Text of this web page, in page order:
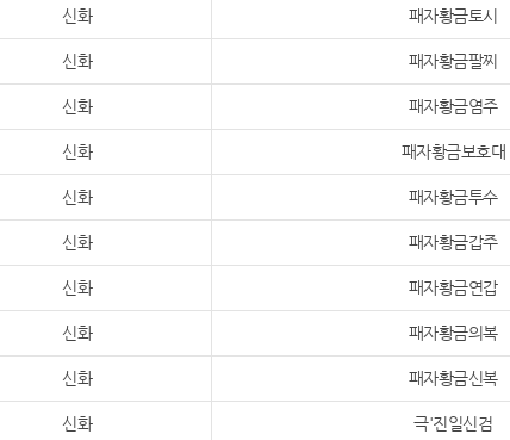
신화 패자황금토시
신화 패자황금팔찌
신화 패자황금염주
신화 패자황금보호대
신화 패자황금투수
신화 패자황금갑주
신화 패자황금연갑
신화 패자황금의복
신화 패자황금신복
신화 극'진일신검